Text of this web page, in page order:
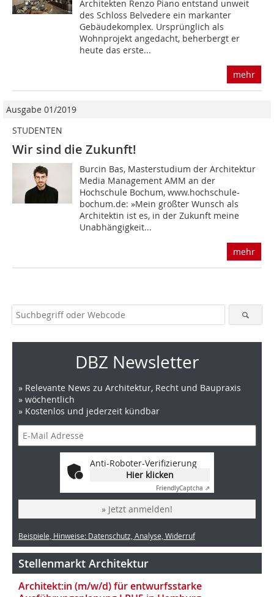
Architekten Renzo Piano entstand unweit
des Schloss Belvedere ein markanter
Gebäudekomplex. Ursprünglich als
Wohnprojekt angedacht, beherbergt er
heute das erste...
mehr
Ausgabe 01/2019
STUDENTEN
Wir sind die Zukunft!
Burcin Bas, Masterstudium der Architektur
Media Management AMM an der
Hochschule Bochum, www.hochschule-
bochum.de: »Mein größter Wunsch als
Architektin ist es, in der Zukunft meine
Unabhängigkeit...
mehr
DBZ Newsletter
» Relevante News zu Architektur, Recht und Baupraxis
» wöchentlich
» Kostenlos und jederzeit kündbar
Anti-Roboter-Verifizierung
Hier klicken
FriendlyCaptcha ⇗
» Jetzt anmelden!
Beispiele, Hinweise: Datenschutz, Analyse, Widerruf
Stellenmarkt Architektur
Architekt:in (m/w/d) für entwurfsstarke